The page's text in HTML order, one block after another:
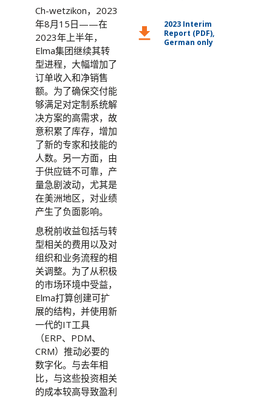
Ch-wetzikon，2023
年8月15日——在
2023年上半年，
Elma集团继续其转
型进程，大幅增加了
订单收入和净销售
额。为了确保交付能
够满足对定制系统解
决方案的高需求，故
意积累了库存，增加
了新的专家和技能的
人数。另一方面，由
于供应链不可靠，产
量急剧波动，尤其是
在美洲地区，对业绩
产生了负面影响。
息税前收益包括与转
型相关的费用以及对
组织和业务流程的相
关调整。为了从积极
的市场环境中受益，
Elma打算创建可扩
展的结构，并使用新
一代的IT工具
（ERP、PDM、
CRM）推动必要的
数字化。与去年相
比，与这些投资相关
的成本较高导致盈利
download
2023 Interim
Report (PDF),
German only